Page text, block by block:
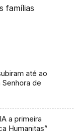
famílias
até ao
de
a primeira
Humanitas”